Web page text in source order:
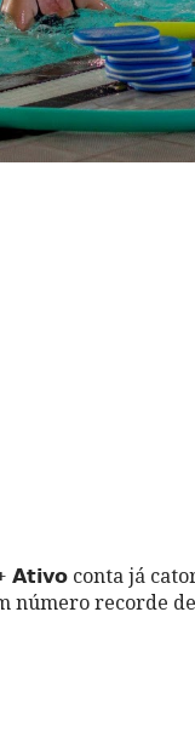
𝗔𝘁𝗶𝘃𝗼 conta já
número recorde